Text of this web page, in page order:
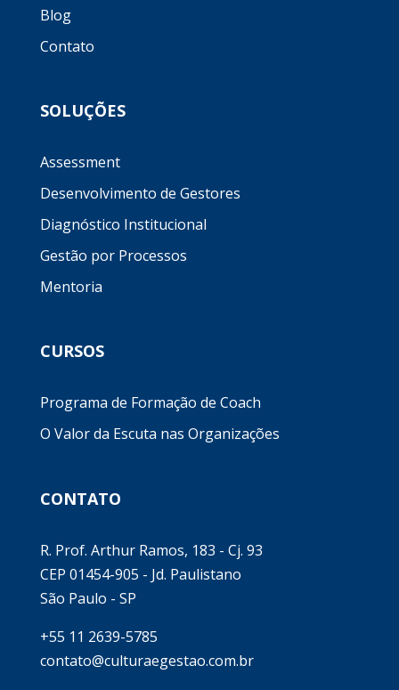
Blog
Contato
SOLUÇÕES
Assessment
Desenvolvimento de Gestores
Diagnóstico Institucional
Gestão por Processos
Mentoria
CURSOS
Programa de Formação de Coach
O Valor da Escuta nas Organizações
CONTATO
R. Prof. Arthur Ramos, 183 - Cj. 93
CEP 01454-905 - Jd. Paulistano
São Paulo - SP
+55 11 2639-5785
contato@culturaegestao.com.br